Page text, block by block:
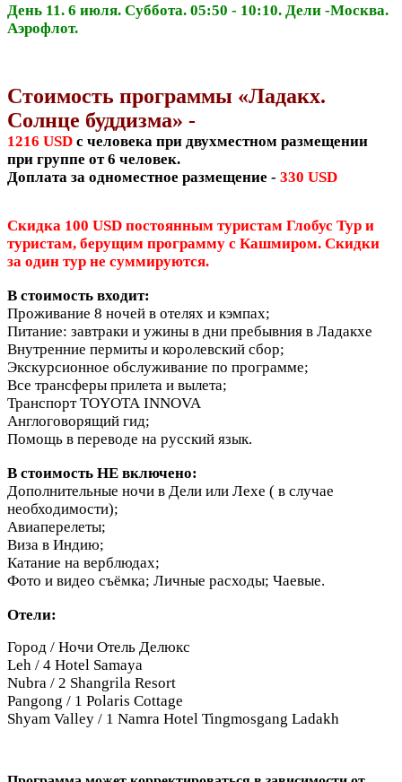
День 11. 6 июля. Суббота. 05:50 - 10:10. Дели -Москва.
Аэрофлот.
Стоимость программы «Ладакх.
Солнце буддизма» -
1216 USD с человека при двухместном размещении
при группе от 6 человек.
Доплата за одноместное размещение - 330 USD
Скидка 100 USD постоянным туристам Глобус Тур и
туристам, берущим программу с Кашмиром. Скидки
за один тур не суммируются.
В стоимость входит:
Проживание 8 ночей в отелях и кэмпах;
Питание: завтраки и ужины в дни пребывния в Ладакхе
Внутренние пермиты и королевский сбор;
Экскурсионное обслуживание по программе;
Все трансферы прилета и вылета;
Транспорт TOYOTA INNOVA
Англоговорящий гид;
Помощь в переводе на русский язык.
В стоимость НЕ включено:
Дополнительные ночи в Дели или Лехе ( в случае
необходимости);
Авиаперелеты;
Виза в Индию;
Катание на верблюдах;
Фото и видео съёмка; Личные расходы; Чаевые.
Отели:
Город / Ночи Отель Делюкс
Leh / 4 Hotel Samaya
Nubra / 2 Shangrila Resort
Pangong / 1 Polaris Cottage
Shyam Valley / 1 Namra Hotel Tingmosgang Ladakh